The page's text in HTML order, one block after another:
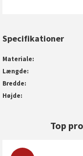
Specifikationer
Materiale
Længde
Bredde
Højde
Top